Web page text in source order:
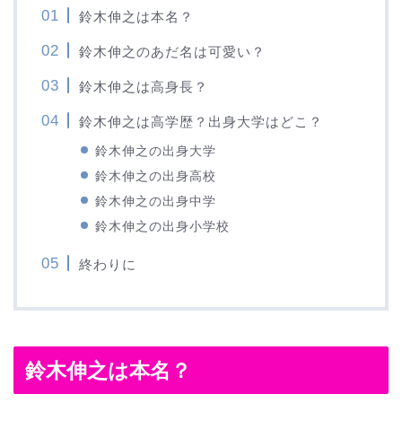
鈴木伸之は本名？
鈴木伸之のあだ名は可愛い？
鈴木伸之は高身長？
鈴木伸之は高学歴？出身大学はどこ？
鈴木伸之の出身大学
鈴木伸之の出身高校
鈴木伸之の出身中学
鈴木伸之の出身小学校
終わりに
鈴木伸之は本名？